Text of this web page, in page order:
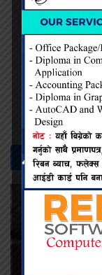
सम्बन्धित -